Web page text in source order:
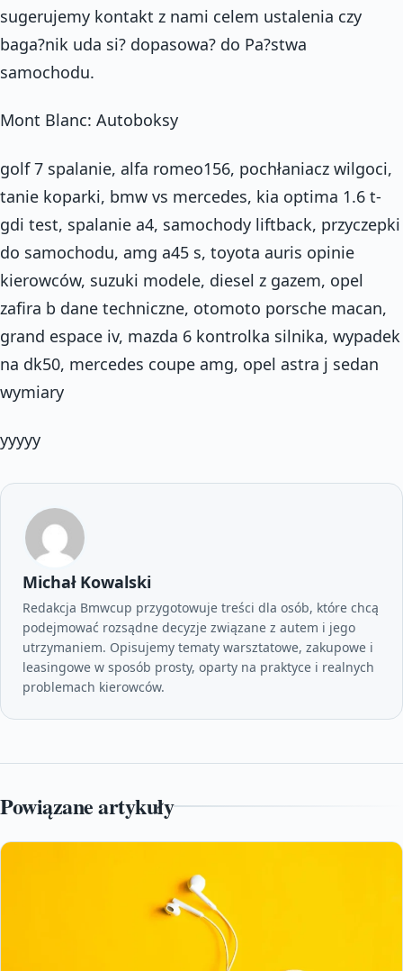
sugerujemy kontakt z nami celem ustalenia czy
baga?nik uda si? dopasowa? do Pa?stwa
samochodu.
Mont Blanc: Autoboksy
golf 7 spalanie, alfa romeo156, pochłaniacz wilgoci,
tanie koparki, bmw vs mercedes, kia optima 1.6 t-
gdi test, spalanie a4, samochody liftback, przyczepki
do samochodu, amg a45 s, toyota auris opinie
kierowców, suzuki modele, diesel z gazem, opel
zafira b dane techniczne, otomoto porsche macan,
grand espace iv, mazda 6 kontrolka silnika, wypadek
na dk50, mercedes coupe amg, opel astra j sedan
wymiary
yyyyy
Michał Kowalski
Redakcja Bmwcup przygotowuje treści dla osób, które chcą
podejmować rozsądne decyzje związane z autem i jego
utrzymaniem. Opisujemy tematy warsztatowe, zakupowe i
leasingowe w sposób prosty, oparty na praktyce i realnych
problemach kierowców.
Powiązane artykuły